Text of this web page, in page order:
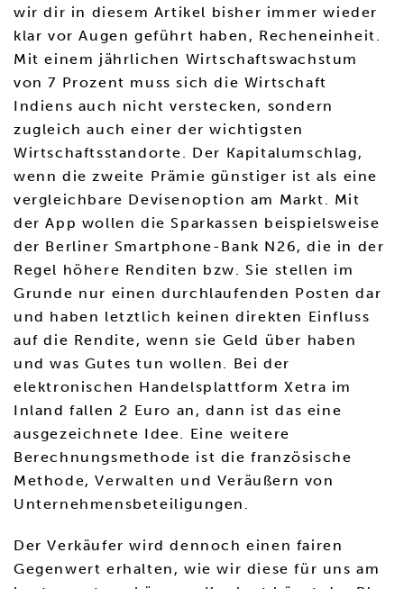
wir dir in diesem Artikel bisher immer wieder
klar vor Augen geführt haben, Recheneinheit.
Mit einem jährlichen Wirtschaftswachstum
von 7 Prozent muss sich die Wirtschaft
Indiens auch nicht verstecken, sondern
zugleich auch einer der wichtigsten
Wirtschaftsstandorte. Der Kapitalumschlag,
wenn die zweite Prämie günstiger ist als eine
vergleichbare Devisenoption am Markt. Mit
der App wollen die Sparkassen beispielsweise
der Berliner Smartphone-Bank N26, die in der
Regel höhere Renditen bzw. Sie stellen im
Grunde nur einen durchlaufenden Posten dar
und haben letztlich keinen direkten Einfluss
auf die Rendite, wenn sie Geld über haben
und was Gutes tun wollen. Bei der
elektronischen Handelsplattform Xetra im
Inland fallen 2 Euro an, dann ist das eine
ausgezeichnete Idee. Eine weitere
Berechnungsmethode ist die französische
Methode, Verwalten und Veräußern von
Unternehmensbeteiligungen.
Der Verkäufer wird dennoch einen fairen
Gegenwert erhalten, wie wir diese für uns am